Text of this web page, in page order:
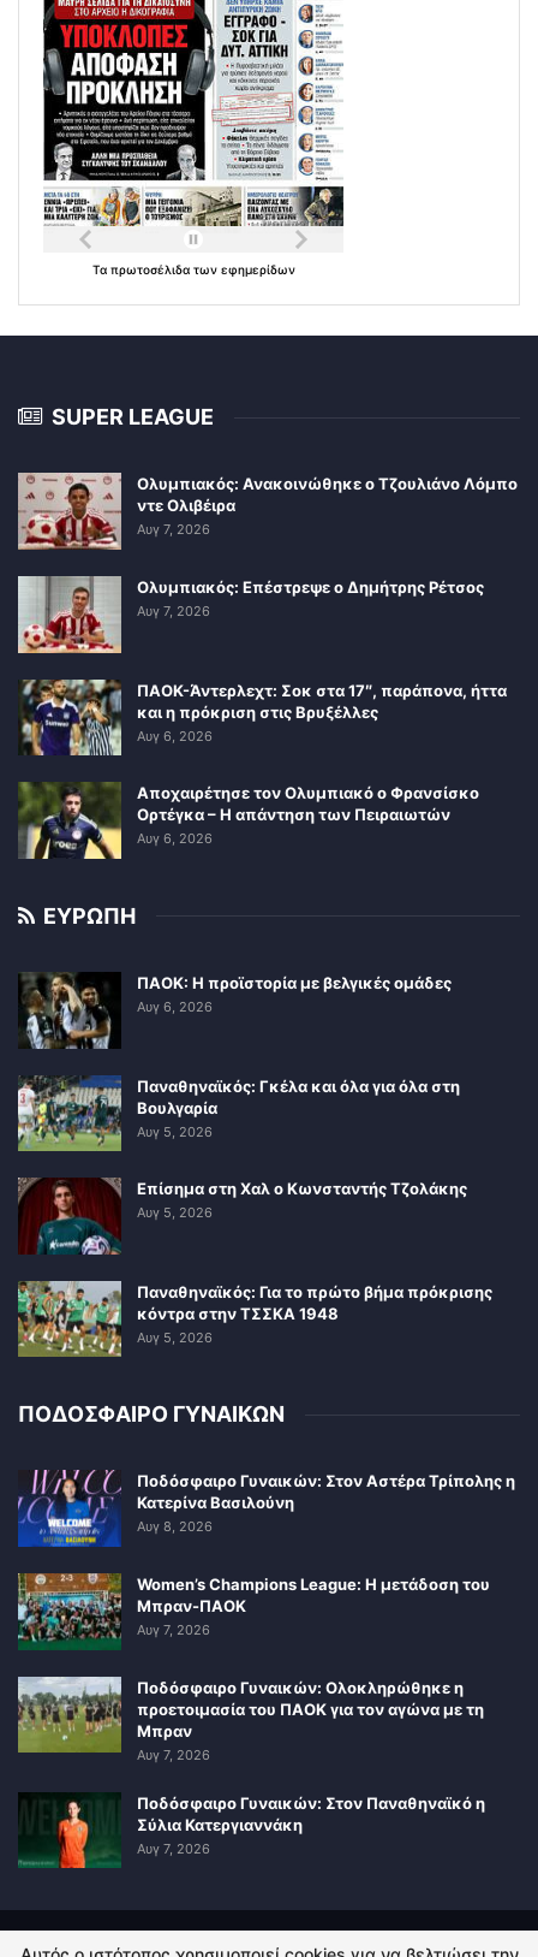
Τα πρωτοσέλιδα των εφημερίδων
SUPER LEAGUE
Ολυμπιακός: Ανακοινώθηκε ο Τζουλιάνο Λόμπο
ντε Ολιβέιρα
Αυγ 7, 2026
Ολυμπιακός: Επέστρεψε ο Δημήτρης Ρέτσος
Αυγ 7, 2026
ΠΑΟΚ-Άντερλεχτ: Σοκ στα 17″, παράπονα, ήττα
και η πρόκριση στις Βρυξέλλες
Αυγ 6, 2026
Αποχαιρέτησε τον Ολυμπιακό ο Φρανσίσκο
Ορτέγκα – Η απάντηση των Πειραιωτών
Αυγ 6, 2026
ΕΥΡΩΠΗ
ΠΑΟΚ: Η προϊστορία με βελγικές ομάδες
Αυγ 6, 2026
Παναθηναϊκός: Γκέλα και όλα για όλα στη
Βουλγαρία
Αυγ 5, 2026
Επίσημα στη Χαλ ο Κωνσταντής Τζολάκης
Αυγ 5, 2026
Παναθηναϊκός: Για το πρώτο βήμα πρόκρισης
κόντρα στην ΤΣΣΚΑ 1948
Αυγ 5, 2026
ΠΟΔΟΣΦΑΙΡΟ ΓΥΝΑΙΚΩΝ
Ποδόσφαιρο Γυναικών: Στον Αστέρα Τρίπολης η
Κατερίνα Βασιλούνη
Αυγ 8, 2026
Women’s Champions League: Η μετάδοση του
Μπραν-ΠΑΟΚ
Αυγ 7, 2026
Ποδόσφαιρο Γυναικών: Ολοκληρώθηκε η
προετοιμασία του ΠΑΟΚ για τον αγώνα με τη
Μπραν
Αυγ 7, 2026
Ποδόσφαιρο Γυναικών: Στον Παναθηναϊκό η
Σύλια Κατεργιαννάκη
Αυγ 7, 2026